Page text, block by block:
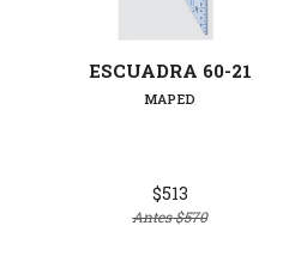
ESCUADRA 60-21
MAPED
$513
Antes$570